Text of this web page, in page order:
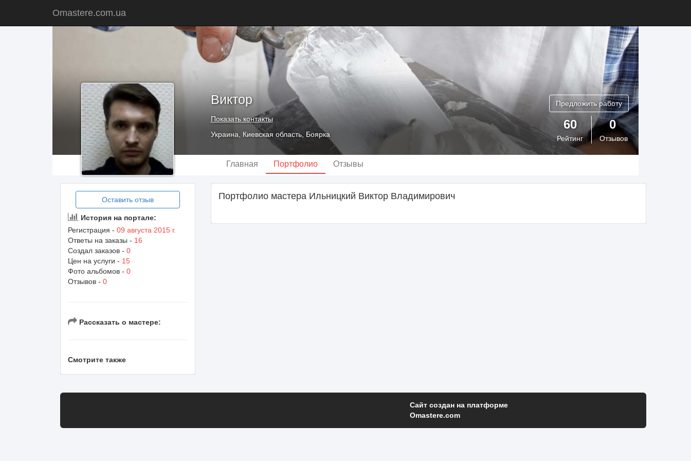
Omastere.com.ua
Виктор
Показать контакты
Украина, Киевская область, Боярка
Предложить работу
60
Рейтинг
0
Отзывов
Главная Портфолио Отзывы
Оставить отзыв
История на портале:
Регистрация - 09 августа 2015 г.
Ответы на заказы - 16
Создал заказов - 0
Цен на услуги - 15
Фото альбомов - 0
Отзывов - 0
Рассказать о мастере:
Смотрите также
Портфолио мастера Ильницкий Виктор Владимирович
Сайт создан на платформе
Omastere.com